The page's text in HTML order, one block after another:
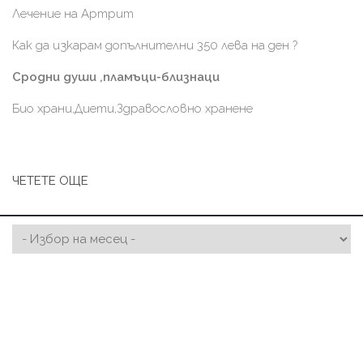
Лечение на Артрит
Как да изкарам допълнителни 350 лева на ден ?
Сродни души ,пламъци-близнаци
Био храни,Диети,Здравословно хранене
ЧЕТЕТЕ ОЩЕ